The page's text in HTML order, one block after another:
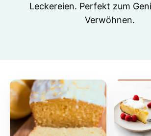
Leckereien. Perfekt zum
Verwöhnen.